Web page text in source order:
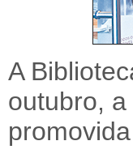
A
outubro, a